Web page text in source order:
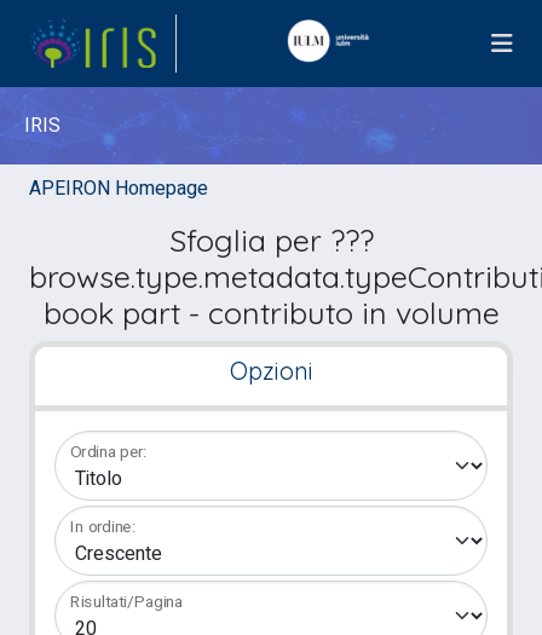
IRIS
APEIRON Homepage
Sfoglia per ???
book part - contributo in volume
Opzioni
Ordina per:
In ordine:
Risultati/Pagina